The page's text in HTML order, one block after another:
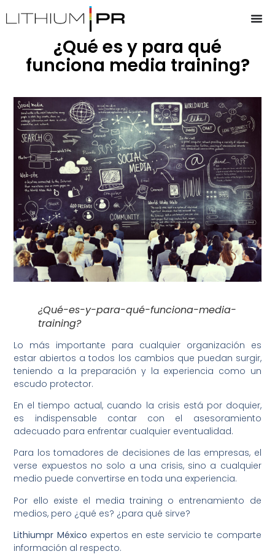
¿Qué es y para qué
funciona media training?
¿Qué-es-y-para-qué-funciona-media-
training?
Lo más importante para cualquier organización es
estar abiertos a todos los cambios que puedan surgir,
teniendo a la preparación y la experiencia como un
escudo protector.
En el tiempo actual, cuando la crisis está por doquier,
es indispensable contar con el asesoramiento
adecuado para enfrentar cualquier eventualidad.
Para los tomadores de decisiones de las empresas, el
verse expuestos no solo a una crisis, sino a cualquier
medio puede convertirse en toda una experiencia.
Por ello existe el media training o entrenamiento de
medios, pero ¿qué es? ¿para qué sirve?
Lithiumpr México expertos en este servicio te comparte
información al respecto.